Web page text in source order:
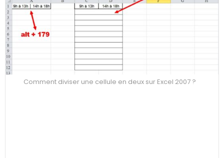
Comment diviser une cellule en deux sur Excel 2007 ?